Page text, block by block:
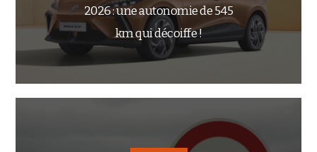
2026 : une autonomie de 545
km qui décoiffe !